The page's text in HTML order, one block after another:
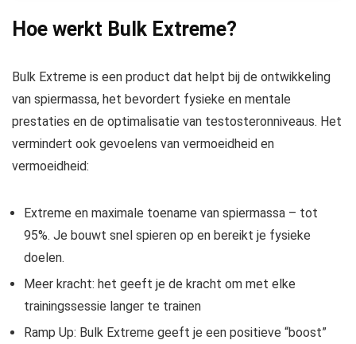
Hoe werkt Bulk Extreme?
Bulk Extreme is een product dat helpt bij de ontwikkeling
van spiermassa, het bevordert fysieke en mentale
prestaties en de optimalisatie van testosteronniveaus. Het
vermindert ook gevoelens van vermoeidheid en
vermoeidheid:
Extreme en maximale toename van spiermassa – tot
95%. Je bouwt snel spieren op en bereikt je fysieke
doelen.
Meer kracht: het geeft je de kracht om met elke
trainingssessie langer te trainen
Ramp Up: Bulk Extreme geeft je een positieve “boost”